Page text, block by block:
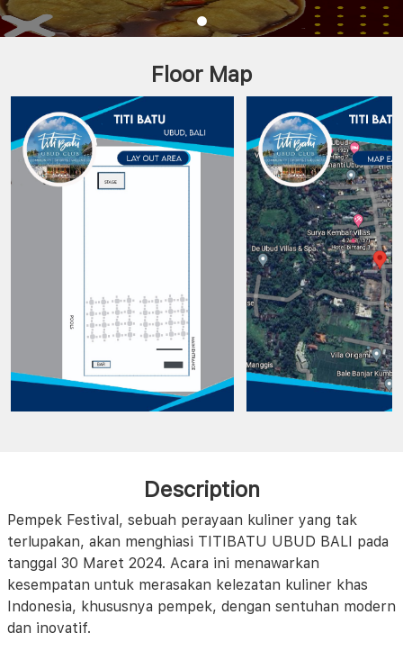
Floor Map
Description
Pempek Festival, sebuah perayaan kuliner yang tak
terlupakan, akan menghiasi TITIBATU UBUD BALI pada
tanggal 30 Maret 2024. Acara ini menawarkan
kesempatan untuk merasakan kelezatan kuliner khas
Indonesia, khususnya pempek, dengan sentuhan modern
dan inovatif.